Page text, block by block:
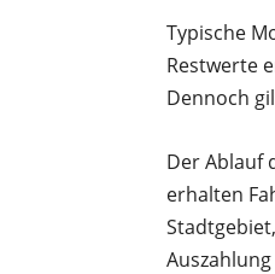
Typische
Restwerte
Dennoch
Der Ablauf
erhalten